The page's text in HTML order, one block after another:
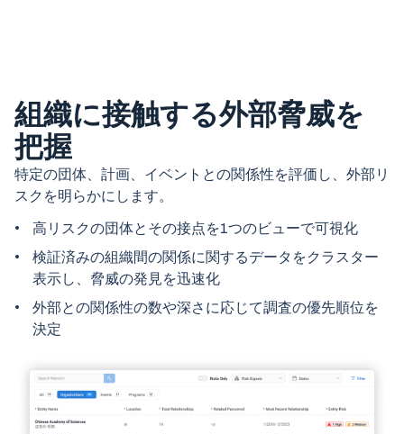
組織に接触する外部脅威を
把握
特定の団体、計画、イベントとの関係性を評価し、外部リ
スクを明らかにします。
高リスクの団体とその接点を1つのビューで可視化
検証済みの組織間の関係に関するデータをクラスター
表示し、脅威の発見を迅速化
外部との関係性の数や深さに応じて調査の優先順位を
決定